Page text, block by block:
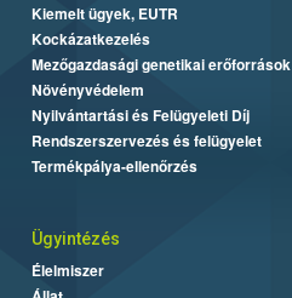
Kiemelt ügyek, EUTR
Kockázatkezelés
Mezőgazdasági genetikai erőforrások
Növényvédelem
Nyilvántartási és Felügyeleti Díj
Rendszerszervezés és felügyelet
Termékpálya-ellenőrzés
Ügyintézés
Élelmiszer